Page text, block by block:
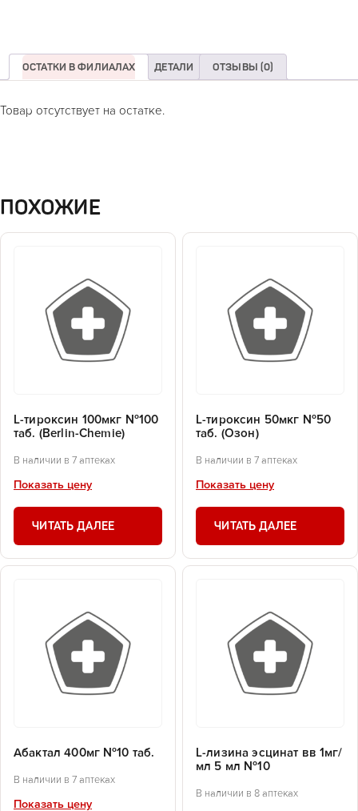
ОСТАТКИ В ФИЛИАЛАХ ДЕТАЛИ ОТЗЫВЫ (0)
Товар отсутствует на остатке.
ПОХОЖИЕ
L-тироксин 100мкг №100
таб. (Berlin-Chemie)
В наличии в 7 аптеках
Показать цену
ЧИТАТЬ ДАЛЕЕ
L-тироксин 50мкг №50
таб. (Озон)
В наличии в 7 аптеках
Показать цену
ЧИТАТЬ ДАЛЕЕ
Абактал 400мг №10 таб.
В наличии в 7 аптеках
Показать цену
L-лизина эсцинат вв 1мг/
мл 5 мл №10
В наличии в 8 аптеках